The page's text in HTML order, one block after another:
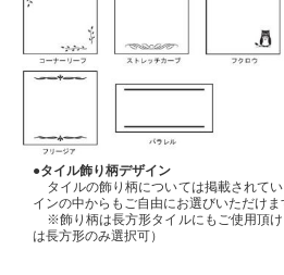
●タイル飾り柄デザイン
タイルの飾り柄については掲載されて
インの中からもご自由にお選びいただけま
※飾り柄は長方形タイルにもご使用頂
は長方形のみ選択可）